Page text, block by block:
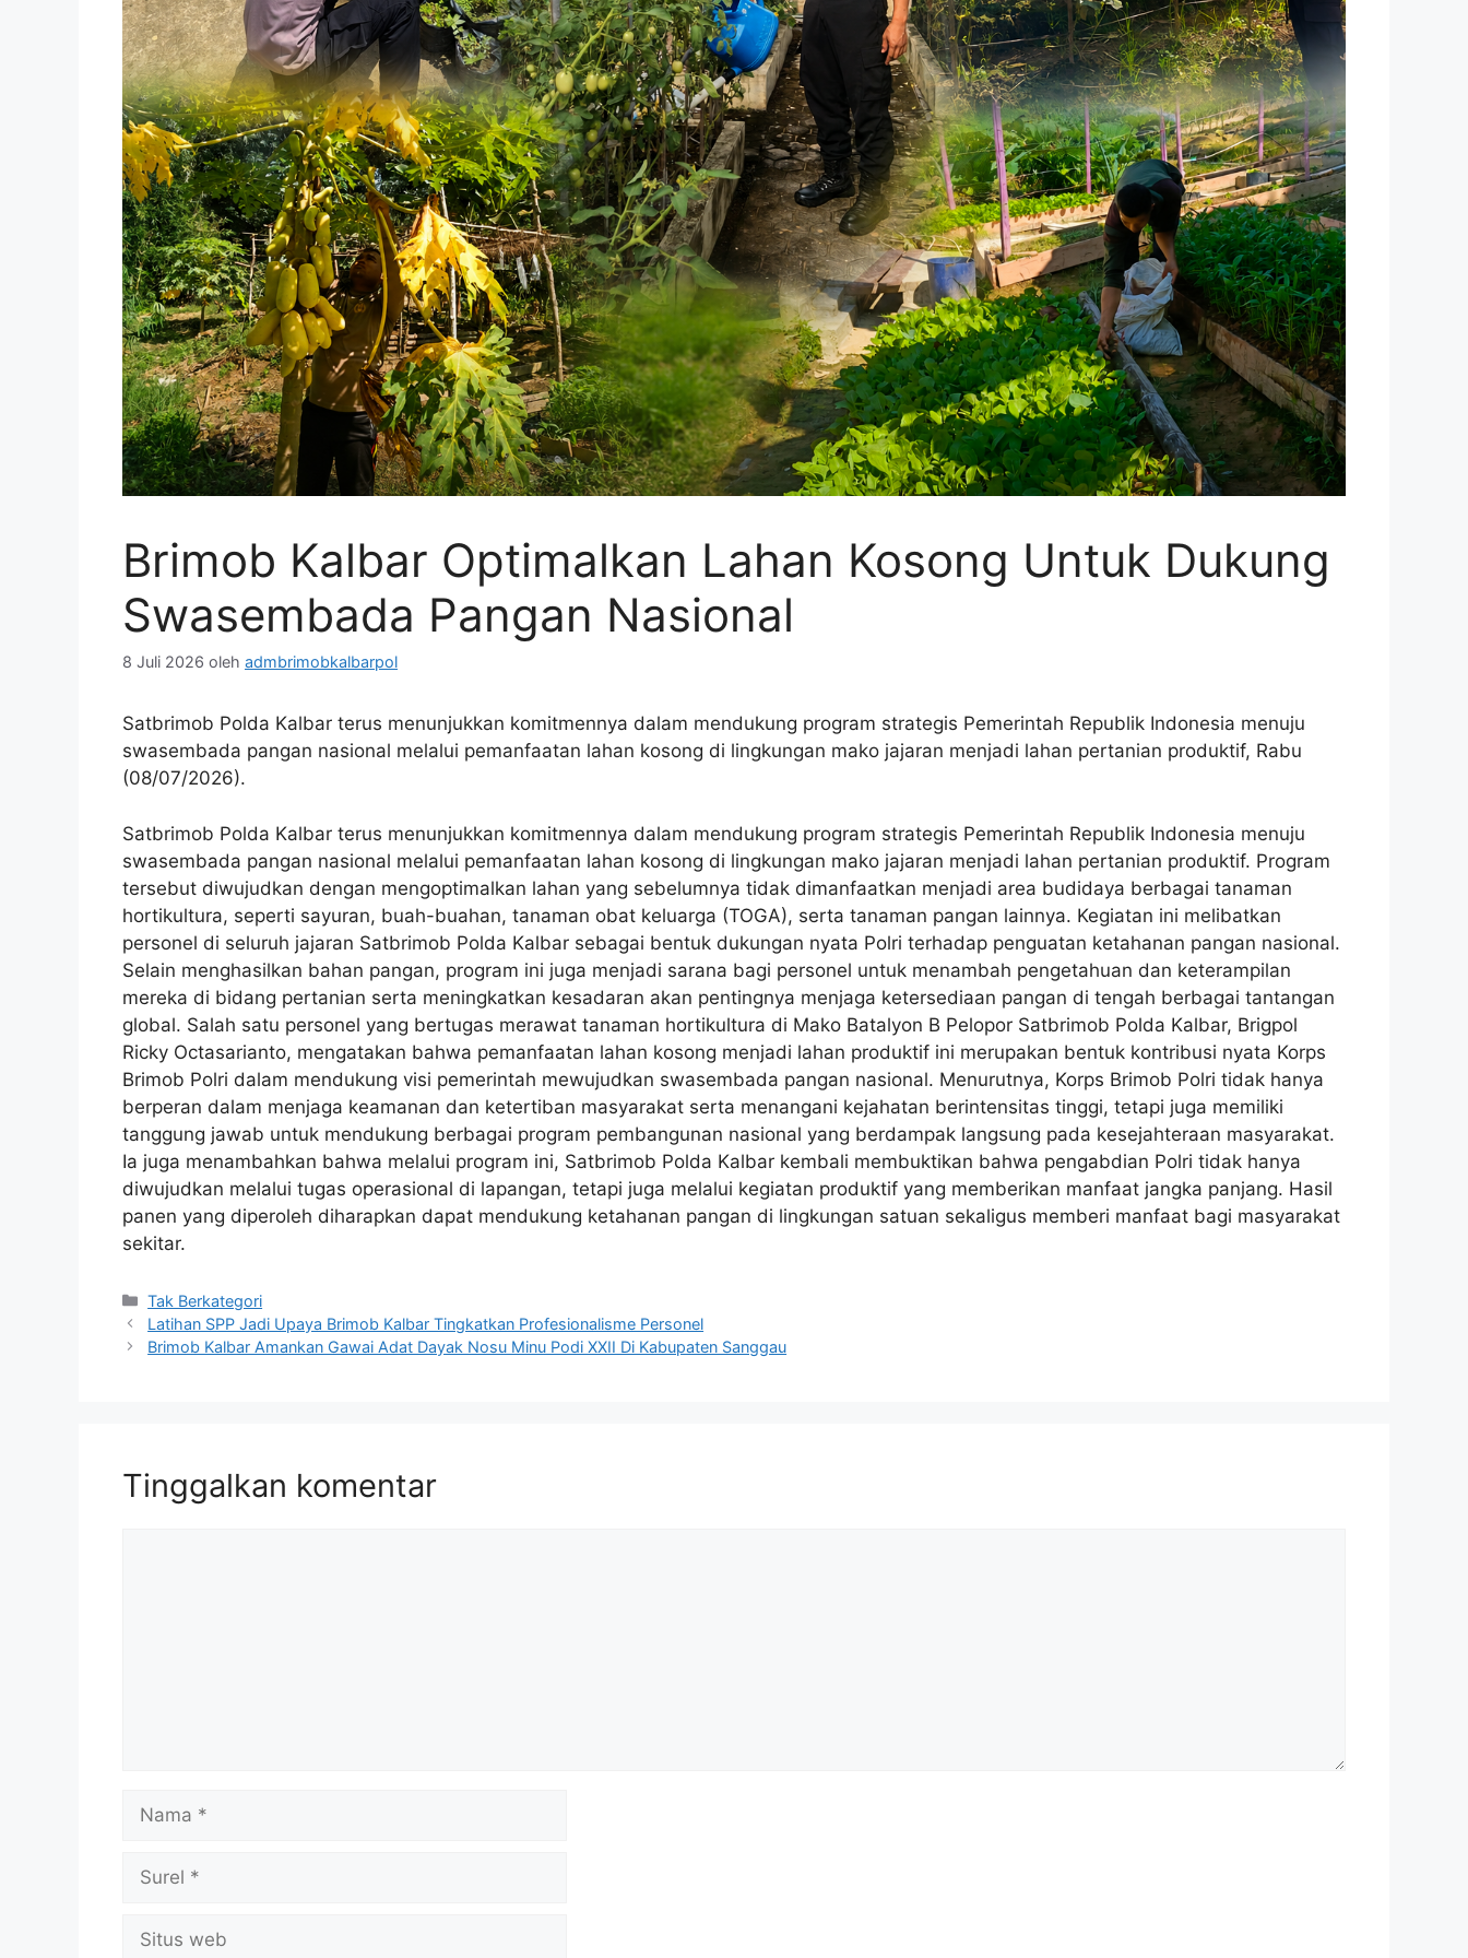
Brimob Kalbar Optimalkan Lahan Kosong Untuk Dukung
Swasembada Pangan Nasional
8 Juli 2026 oleh admbrimobkalbarpol
Satbrimob Polda Kalbar terus menunjukkan komitmennya dalam mendukung program strategis Pemerintah Republik Indonesia menuju
swasembada pangan nasional melalui pemanfaatan lahan kosong di lingkungan mako jajaran menjadi lahan pertanian produktif, Rabu
(08/07/2026).
Satbrimob Polda Kalbar terus menunjukkan komitmennya dalam mendukung program strategis Pemerintah Republik Indonesia menuju
swasembada pangan nasional melalui pemanfaatan lahan kosong di lingkungan mako jajaran menjadi lahan pertanian produktif. Program
tersebut diwujudkan dengan mengoptimalkan lahan yang sebelumnya tidak dimanfaatkan menjadi area budidaya berbagai tanaman
hortikultura, seperti sayuran, buah-buahan, tanaman obat keluarga (TOGA), serta tanaman pangan lainnya. Kegiatan ini melibatkan
personel di seluruh jajaran Satbrimob Polda Kalbar sebagai bentuk dukungan nyata Polri terhadap penguatan ketahanan pangan nasional.
Selain menghasilkan bahan pangan, program ini juga menjadi sarana bagi personel untuk menambah pengetahuan dan keterampilan
mereka di bidang pertanian serta meningkatkan kesadaran akan pentingnya menjaga ketersediaan pangan di tengah berbagai tantangan
global. Salah satu personel yang bertugas merawat tanaman hortikultura di Mako Batalyon B Pelopor Satbrimob Polda Kalbar, Brigpol
Ricky Octasarianto, mengatakan bahwa pemanfaatan lahan kosong menjadi lahan produktif ini merupakan bentuk kontribusi nyata Korps
Brimob Polri dalam mendukung visi pemerintah mewujudkan swasembada pangan nasional. Menurutnya, Korps Brimob Polri tidak hanya
berperan dalam menjaga keamanan dan ketertiban masyarakat serta menangani kejahatan berintensitas tinggi, tetapi juga memiliki
tanggung jawab untuk mendukung berbagai program pembangunan nasional yang berdampak langsung pada kesejahteraan masyarakat.
Ia juga menambahkan bahwa melalui program ini, Satbrimob Polda Kalbar kembali membuktikan bahwa pengabdian Polri tidak hanya
diwujudkan melalui tugas operasional di lapangan, tetapi juga melalui kegiatan produktif yang memberikan manfaat jangka panjang. Hasil
panen yang diperoleh diharapkan dapat mendukung ketahanan pangan di lingkungan satuan sekaligus memberi manfaat bagi masyarakat
sekitar.
Kategori
Tak Berkategori
Latihan SPP Jadi Upaya Brimob Kalbar Tingkatkan Profesionalisme Personel
Brimob Kalbar Amankan Gawai Adat Dayak Nosu Minu Podi XXII Di Kabupaten Sanggau
Tinggalkan komentar
web